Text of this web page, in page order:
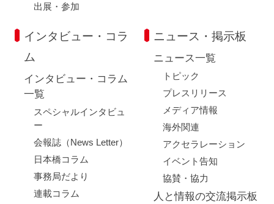
出展・参加
インタビュー・コラ
ム
インタビュー・コラム
一覧
スペシャルインタビュ
ー
会報誌（News Letter）
日本橋コラム
事務局だより
連載コラム
ニュース・掲示板
ニュース一覧
トピック
プレスリリース
メディア情報
海外関連
アクセラレーション
イベント告知
協賛・協力
人と情報の交流掲示板